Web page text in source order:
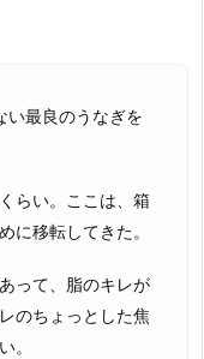
い最良のうなぎを
らい。ここは、箱
に移転してきた。
って、脂のキレが
のちょっとした焦
。